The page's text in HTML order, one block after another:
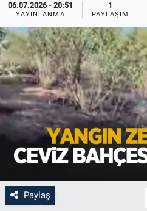
06.07.2026 - 20:51
YAYINLANMA
1
PAYLAŞIM
Paylaş